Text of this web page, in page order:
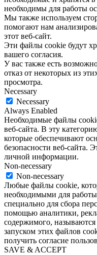
необходимы для работы
Мы также используем
помогают нам
этот веб-сайт.
Эти файлы cookie будут
вашего согласия.
У вас также есть
отказ от некоторых из
просмотра.
Necessary
Necessary
Always Enabled
Необходимые файлы
веб-сайта. В эту
которые обеспечивают
безопасности веб-сайта.
личной информации.
Non-necessary
Non-necessary
Любые файлы cookie,
необходимыми для
специально для сбора
помощью аналитики,
содержимого,
запуском этих файлов
получить согласие
SAVE & ACCEPT